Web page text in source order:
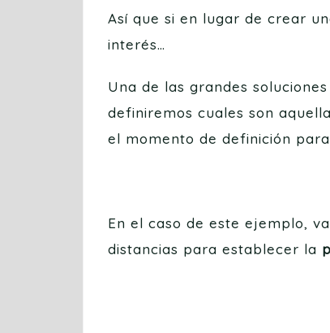
Así que si en lugar de crear
interés…
Una de las grandes
definiremos cuales son
el momento de definición
En el caso de este ejemplo,
distancias para establecer la